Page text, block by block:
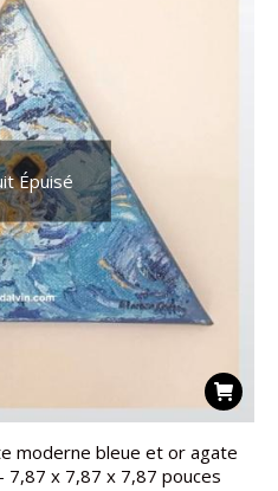
Épuisé
moderne bleue et or agate
x 7,87 x 7,87 pouces